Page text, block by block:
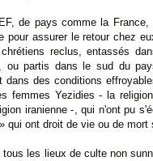
de pays comme la
pour assurer le retour chez
reclus, entassés
ou partis dans le sud du
des conditions
femmes Yezidies - la
iranienne -, qui n'ont pu
qui ont droit de vie ou de mort
les lieux de culte non